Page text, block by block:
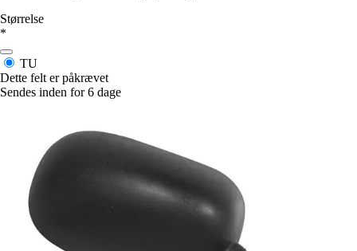
Størrelse
*
TU
Dette felt er påkrævet
Sendes inden for 6 dage